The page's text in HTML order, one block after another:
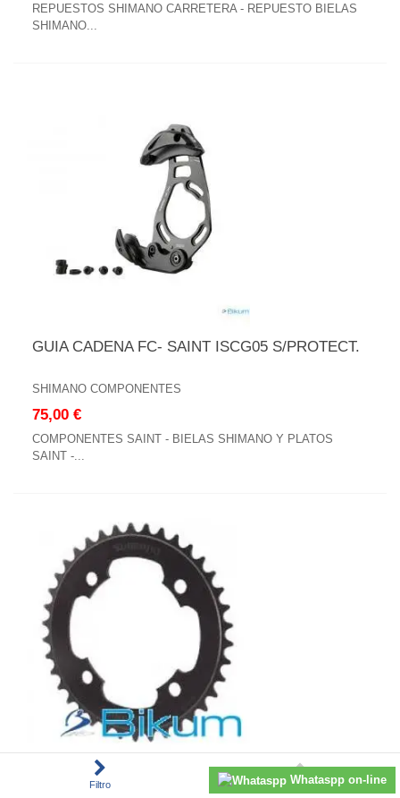
REPUESTOS SHIMANO CARRETERA - REPUESTO BIELAS
SHIMANO...
GUIA CADENA FC- SAINT ISCG05 S/PROTECT.
SHIMANO COMPONENTES
75,00 €
COMPONENTES SAINT - BIELAS SHIMANO Y PLATOS
SAINT -...
PLATO 38D BMX SH.DXR* Whataspp on-line
Filtro Subir